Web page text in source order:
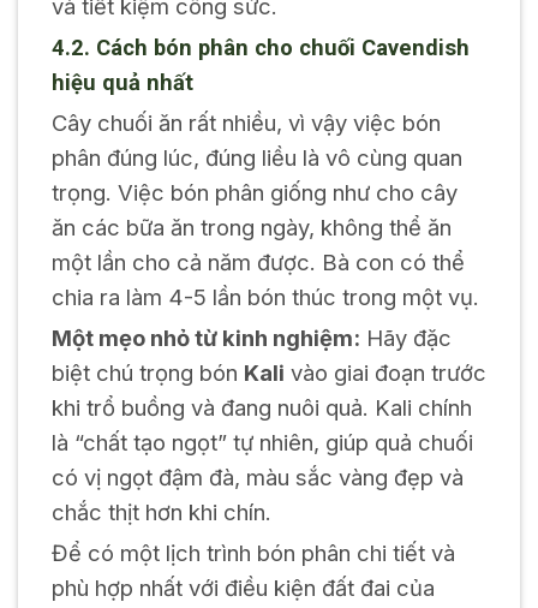
và tiết kiệm công sức.
4.2. Cách bón phân cho chuối Cavendish
hiệu quả nhất
Cây chuối ăn rất nhiều, vì vậy việc bón
phân đúng lúc, đúng liều là vô cùng quan
trọng. Việc bón phân giống như cho cây
ăn các bữa ăn trong ngày, không thể ăn
một lần cho cả năm được. Bà con có thể
chia ra làm 4-5 lần bón thúc trong một vụ.
Một mẹo nhỏ từ kinh nghiệm: Hãy đặc
biệt chú trọng bón Kali vào giai đoạn trước
khi trổ buồng và đang nuôi quả. Kali chính
là “chất tạo ngọt” tự nhiên, giúp quả chuối
có vị ngọt đậm đà, màu sắc vàng đẹp và
chắc thịt hơn khi chín.
Để có một lịch trình bón phân chi tiết và
phù hợp nhất với điều kiện đất đai của